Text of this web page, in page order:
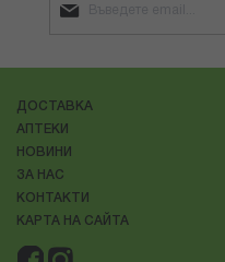
ДОСТАВКА
АПТЕКИ
НОВИНИ
ЗА НАС
КОНТАКТИ
КАРТА НА САЙТА